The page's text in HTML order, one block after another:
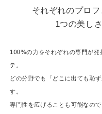
それぞれのプロフ
1つの美し
100%の力をそれぞれの専門が
テ。
どの分野でも「どこに出ても恥
す。
専門性を広げることも可能なの